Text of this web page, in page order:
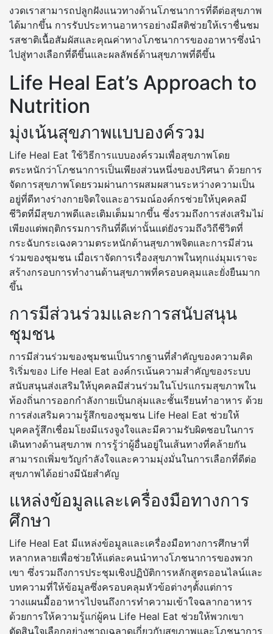
งวดเราสามารถปลูกฝังแนวทางด้านโภชนาการที่ดีต่อสุขภาพ
ได้มากขึ้น การรับประทานอาหารอย่างมีสติช่วยให้เราชื่นชม
รสชาติเนื้อสัมผัสและคุณค่าทางโภชนาการของอาหารซึ่งนำ
ไปสู่ทางเลือกที่ดีขึ้นและผลลัพธ์ด้านสุขภาพที่ดีขึ้น
Life Heal Eat’s Approach to
Nutrition
มุ่งเน้นสุขภาพแบบองค์รวม
Life Heal Eat ใช้วิธีการแบบองค์รวมเพื่อสุขภาพโดย
ตระหนักว่าโภชนาการเป็นเพียงส่วนหนึ่งของปริศนา ด้วยการ
จัดการสุขภาพโดยรวมผ่านการผสมผสานระหว่างความเป็น
อยู่ที่ดีทางร่างกายจิตใจและอารมณ์องค์กรช่วยให้บุคคลมี
ชีวิตที่มีสุขภาพดีและเติมเต็มมากขึ้น ซึ่งรวมถึงการส่งเสริมไม่
เพียงแต่พฤติกรรมการกินที่ดีเท่านั้นแต่ยังรวมถึงวิถีชีวิตที่
กระฉับกระเฉงความตระหนักด้านสุขภาพจิตและการมีส่วน
ร่วมของชุมชน เมื่อเราจัดการเรื่องสุขภาพในทุกแง่มุมเราจะ
สร้างกรอบการทำงานด้านสุขภาพที่ครอบคลุมและยั่งยืนมาก
ขึ้น
การมีส่วนร่วมและการสนับสนุน
ชุมชน
การมีส่วนร่วมของชุมชนเป็นรากฐานที่สำคัญของความคิด
ริเริ่มของ Life Heal Eat องค์กรเน้นความสำคัญของระบบ
สนับสนุนส่งเสริมให้บุคคลมีส่วนร่วมในโปรแกรมสุขภาพใน
ท้องถิ่นการออกกำลังกายเป็นกลุ่มและชั้นเรียนทำอาหาร ด้วย
การส่งเสริมความรู้สึกของชุมชน Life Heal Eat ช่วยให้
บุคคลรู้สึกเชื่อมโยงมีแรงจูงใจและมีความรับผิดชอบในการ
เดินทางด้านสุขภาพ การรู้ว่าผู้อื่นอยู่ในเส้นทางที่คล้ายกัน
สามารถเพิ่มขวัญกำลังใจและความมุ่งมั่นในการเลือกที่ดีต่อ
สุขภาพได้อย่างมีนัยสำคัญ
แหล่งข้อมูลและเครื่องมือทางการ
ศึกษา
Life Heal Eat มีแหล่งข้อมูลและเครื่องมือทางการศึกษาที่
หลากหลายเพื่อช่วยให้แต่ละคนนำทางโภชนาการของพวก
เขา ซึ่งรวมถึงการประชุมเชิงปฏิบัติการหลักสูตรออนไลน์และ
บทความที่ให้ข้อมูลซึ่งครอบคลุมหัวข้อต่างๆตั้งแต่การ
วางแผนมื้ออาหารไปจนถึงการทำความเข้าใจฉลากอาหาร
ด้วยการให้ความรู้แก่ผู้คน Life Heal Eat ช่วยให้พวกเขา
ตัดสินใจเลือกอย่างชาญฉลาดเกี่ยวกับสุขภาพและโภชนาการ